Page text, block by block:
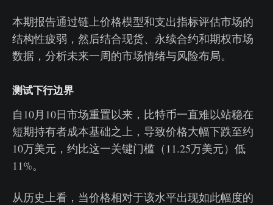
本期报告通过链上价格模型和支出指标评估市场的
结构性疲弱，然后结合现货、永续合约和期权市场
数据，分析未来一周的市场情绪与风险布局。
测试下行边界
自10月10日市场重置以来，比特币一直难以站稳在
短期持有者成本基础之上，导致价格大幅下跌至约
10万美元，约比这一关键门槛（11.25万美元）低
11%。
从历史上看，当价格相对于该水平出现如此幅度的